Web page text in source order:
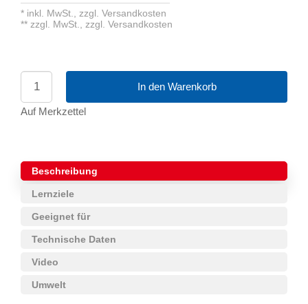
* inkl. MwSt., zzgl. Versandkosten
** zzgl. MwSt., zzgl. Versandkosten
In den Warenkorb
Auf Merkzettel
Beschreibung
Lernziele
Geeignet für
Technische Daten
Video
Umwelt